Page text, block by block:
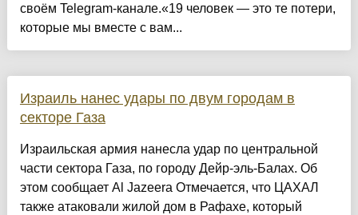
своём Telegram-канале.«19 человек — это те потери,
которые мы вместе с вам...
Израиль нанес удары по двум городам в
секторе Газа
Израильская армия нанесла удар по центральной
части сектора Газа, по городу Дейр-эль-Балах. Об
этом сообщает Al Jazeera Отмечается, что ЦАХАЛ
также атаковали жилой дом в Рафахе, который